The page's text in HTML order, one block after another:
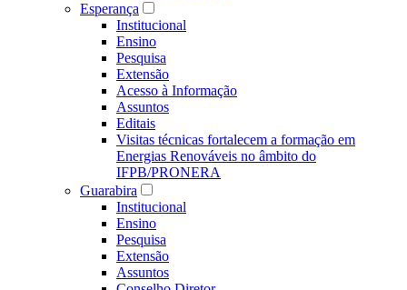
Esperança
Institucional
Ensino
Pesquisa
Extensão
Acesso à Informação
Assuntos
Editais
Visitas técnicas fortalecem a formação em
Energias Renováveis no âmbito do
IFPB/PRONERA
Guarabira
Institucional
Ensino
Pesquisa
Extensão
Assuntos